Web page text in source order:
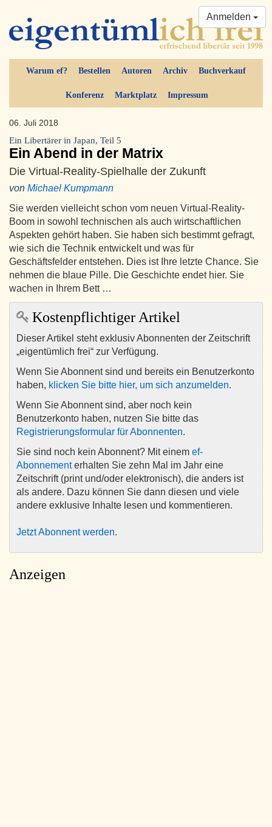
Warum ef? Bestellen Autoren Archiv Buchverkauf
Konferenz Marktplatz Impressum
Anmelden
06. Juli 2018
Ein Libertärer in Japan, Teil 5
Ein Abend in der Matrix
Die Virtual-Reality-Spielhalle der Zukunft
von Michael Kumpmann
Sie werden vielleicht schon vom neuen Virtual-Reality-
Boom in sowohl technischen als auch wirtschaftlichen
Aspekten gehört haben. Sie haben sich bestimmt gefragt,
wie sich die Technik entwickelt und was für
Geschäftsfelder entstehen. Dies ist Ihre letzte Chance. Sie
nehmen die blaue Pille. Die Geschichte endet hier. Sie
wachen in Ihrem Bett …
Kostenpflichtiger Artikel
Dieser Artikel steht exklusiv Abonnenten der Zeitschrift
„eigentümlich frei“ zur Verfügung.
Wenn Sie Abonnent sind und bereits ein Benutzerkonto
haben, klicken Sie bitte hier, um sich anzumelden.
Wenn Sie Abonnent sind, aber noch kein
Benutzerkonto haben, nutzen Sie bitte das
Registrierungsformular für Abonnenten.
Sie sind noch kein Abonnent? Mit einem ef-
Abonnementerhalten Sie zehn Mal im Jahr eine
Zeitschrift (print und/oder elektronisch), die anders ist
als andere. Dazu können Sie dann diesen und viele
andere exklusive Inhalte lesen und kommentieren.
Jetzt Abonnent werden.
Anzeigen